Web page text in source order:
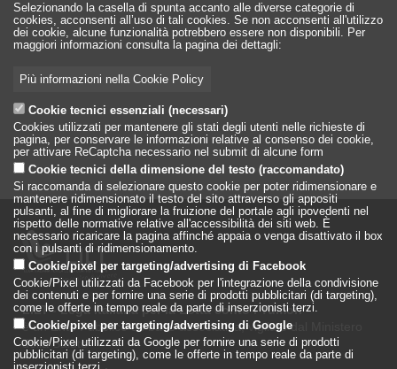
LILT - Lega Italiana per la Lotta conto i Tumori
è un Ente Pubblico su base associativa, vigilato dal Ministero
della Salute
Selezionando la casella di spunta accanto alle diverse categorie di
cookies, acconsenti all’uso di tali cookies. Se non acconsenti all'utilizzo
dei cookie, alcune funzionalità potrebbero essere non disponibili. Per
maggiori informazioni consulta la pagina dei dettagli:
Più informazioni nella Cookie Policy
Cookie tecnici essenziali (necessari)
Cookies utilizzati per mantenere gli stati degli utenti nelle richieste di
pagina, per conservare le informazioni relative al consenso dei cookie,
per attivare ReCaptcha necessario nel submit di alcune form
Cookie tecnici della dimensione del testo (raccomandato)
Si raccomanda di selezionare questo cookie per poter ridimensionare e
mantenere ridimensionato il testo del sito attraverso gli appositi
pulsanti, al fine di migliorare la fruizione del portale agli ipovedenti nel
rispetto delle normative relative all'accessibilità dei siti web. È
necessario ricaricare la pagina affinché appaia o venga disattivato il box
con i pulsanti di ridimensionamento.
Cookie/pixel per targeting/advertising di Facebook
Cookie/Pixel utilizzati da Facebook per l'integrazione della condivisione
dei contenuti e per fornire una serie di prodotti pubblicitari (di targeting),
come le offerte in tempo reale da parte di inserzionisti terzi.
Cookie/pixel per targeting/advertising di Google
Cookie/Pixel utilizzati da Google per fornire una serie di prodotti
pubblicitari (di targeting), come le offerte in tempo reale da parte di